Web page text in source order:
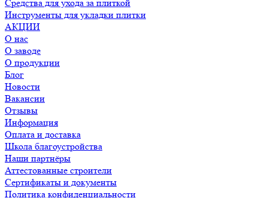
Средства для ухода за плиткой
Инструменты для укладки плитки
АКЦИИ
О нас
О заводе
О продукции
Блог
Новости
Вакансии
Отзывы
Информация
Оплата и доставка
Школа благоустройства
Наши партнёры
Аттестованные строители
Сертификаты и документы
Политика конфиденциальности